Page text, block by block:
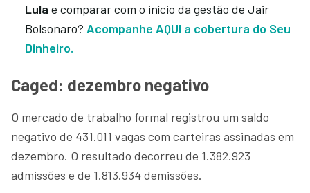
Lula e comparar com o início da gestão de Jair
Bolsonaro? Acompanhe AQUI a cobertura do Seu
Dinheiro.
Caged: dezembro negativo
O mercado de trabalho formal registrou um saldo
negativo de 431.011 vagas com carteiras assinadas em
dezembro. O resultado decorreu de 1.382.923
admissões e de 1.813.934 demissões.